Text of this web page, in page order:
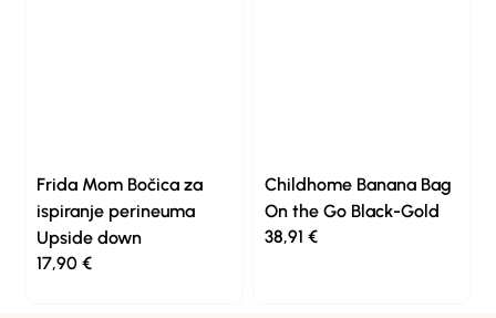
Frida Mom Bočica za
ispiranje perineuma
Upside down
17,90€
Childhome Banana Bag
On the Go Black-Gold
38,91 €